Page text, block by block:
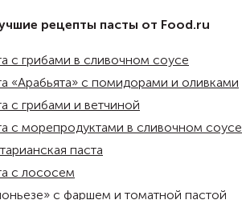
рецепты пасты от Food.ru
с грибами в сливочном соусе
«Арабьята» с помидорами и оливками
с грибами и ветчиной
с морепродуктами в сливочном соусе
паста
с лососем
с фаршем и томатной пастой